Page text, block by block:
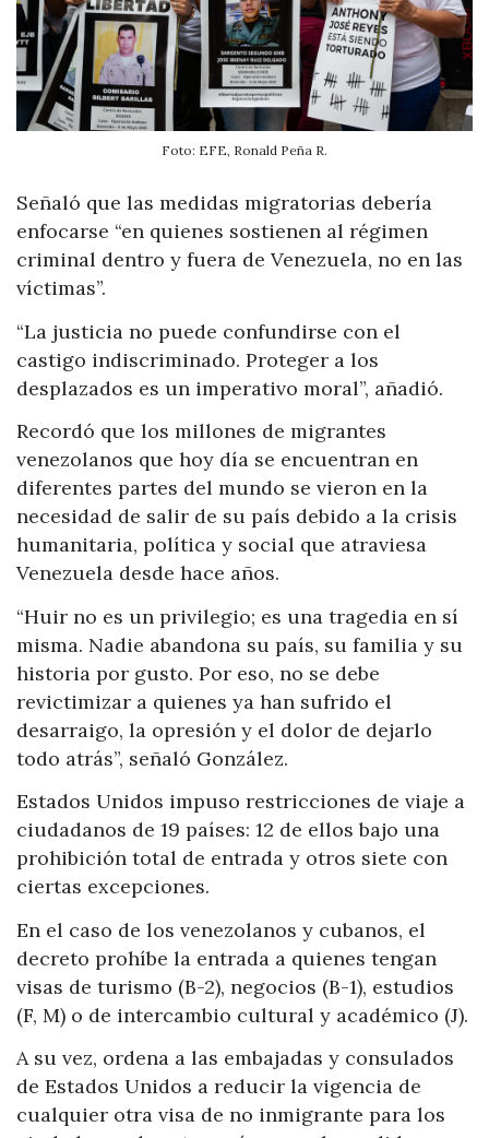
Foto: EFE, Ronald Peña R.
Señaló que las medidas migratorias debería
enfocarse “en quienes sostienen al régimen
criminal dentro y fuera de Venezuela, no en las
víctimas”.
“La justicia no puede confundirse con el
castigo indiscriminado. Proteger a los
desplazados es un imperativo moral”, añadió.
Recordó que los millones de migrantes
venezolanos que hoy día se encuentran en
diferentes partes del mundo se vieron en la
necesidad de salir de su país debido a la crisis
humanitaria, política y social que atraviesa
Venezuela desde hace años.
“Huir no es un privilegio; es una tragedia en sí
misma. Nadie abandona su país, su familia y su
historia por gusto. Por eso, no se debe
revictimizar a quienes ya han sufrido el
desarraigo, la opresión y el dolor de dejarlo
todo atrás”, señaló González.
Estados Unidos impuso restricciones de viaje a
ciudadanos de 19 países: 12 de ellos bajo una
prohibición total de entrada y otros siete con
ciertas excepciones.
En el caso de los venezolanos y cubanos, el
decreto prohíbe la entrada a quienes tengan
visas de turismo (B-2), negocios (B-1), estudios
(F, M) o de intercambio cultural y académico (J).
A su vez, ordena a las embajadas y consulados
de Estados Unidos a reducir la vigencia de
cualquier otra visa de no inmigrante para los